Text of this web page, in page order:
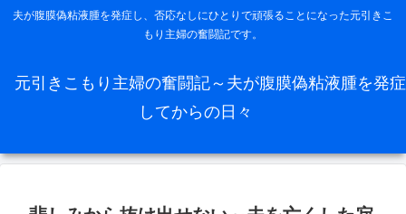
夫が腹膜偽粘液腫を発症し、否応なしにひとりで頑張ることになった元引きこ
もり主婦の奮闘記です。
元引きこもり主婦の奮闘記～夫が腹膜偽粘液腫を発症
してからの日々